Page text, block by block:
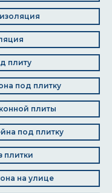
плиту
под плитку
плиты
под плитку
плитки
на улице